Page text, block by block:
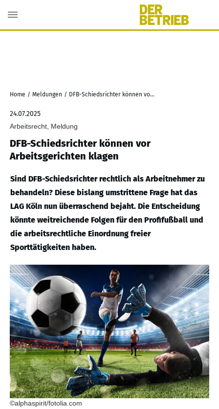
Home / Meldungen / DFB-Schiedsrichter können vor Arbeitsgerichten klagen
24.07.2025
Arbeitsrecht, Meldung
DFB-Schiedsrichter können vor
Arbeitsgerichten klagen
Sind DFB-Schiedsrichter rechtlich als Arbeitnehmer zu
behandeln? Diese bislang umstrittene Frage hat das
LAG Köln nun überraschend bejaht. Die Entscheidung
könnte weitreichende Folgen für den Profifußball und
die arbeitsrechtliche Einordnung freier
Sporttätigkeiten haben.
©alphaspirit/fotolia.com